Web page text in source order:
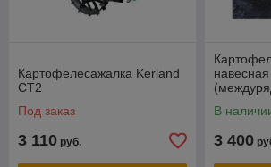
Картофелесажалка Kerland
СТ2
Под заказ
3 110 руб.
В
3 400